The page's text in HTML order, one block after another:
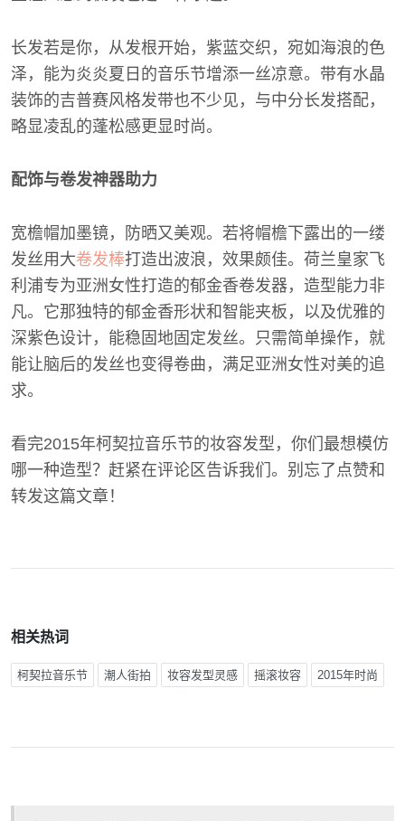
长发若是你，从发根开始，紫蓝交织，宛如海浪的色
泽，能为炎炎夏日的音乐节增添一丝凉意。带有水晶
装饰的吉普赛风格发带也不少见，与中分长发搭配，
略显凌乱的蓬松感更显时尚。
配饰与卷发神器助力
宽檐帽加墨镜，防晒又美观。若将帽檐下露出的一缕
发丝用大卷发棒打造出波浪，效果颇佳。荷兰皇家飞
利浦专为亚洲女性打造的郁金香卷发器，造型能力非
凡。它那独特的郁金香形状和智能夹板，以及优雅的
深紫色设计，能稳固地固定发丝。只需简单操作，就
能让脑后的发丝也变得卷曲，满足亚洲女性对美的追
求。
看完2015年柯契拉音乐节的妆容发型，你们最想模仿
哪一种造型？赶紧在评论区告诉我们。别忘了点赞和
转发这篇文章！
相关热词
柯契拉音乐节 潮人街拍 妆容发型灵感 摇滚妆容 2015年时尚